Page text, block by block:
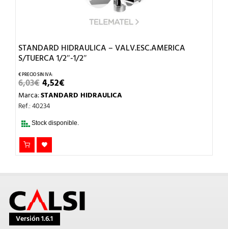
STANDARD HIDRAULICA – VALV.ESC.AMERICA
S/TUERCA 1/2″-1/2″
6,03€EL
PRECIO
ORIGINAL
ERA:
4,52€PRECIO
ACTUAL
Marca:STANDARD HIDRAULICA
Ref.: 40234
Stock disponible.
Versión 1.6.1